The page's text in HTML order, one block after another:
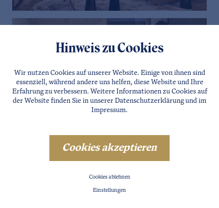
Hinweis zu Cookies
Wir nutzen Cookies auf unserer Website. Einige von ihnen sind
essenziell, während andere uns helfen, diese Website und Ihre
Erfahrung zu verbessern. Weitere Informationen zu Cookies auf
der Website finden Sie in unserer Datenschutzerklärungund im
Impressum.
Cookies akzeptieren
Cookies ablehnen
Einstellungen